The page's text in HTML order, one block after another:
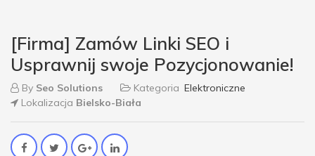
[Firma] Zamów Linki SEO i
Usprawnij swoje Pozycjonowanie!
By Seo Solutions Kategoria Elektroniczne
Lokalizacja Bielsko-Biała